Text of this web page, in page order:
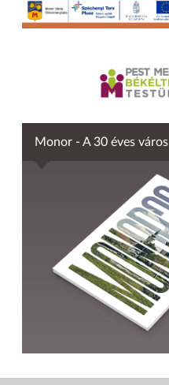
Monor - A 30 éves város